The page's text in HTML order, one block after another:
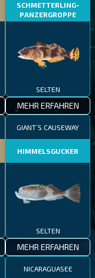
SCHMETTERLING-
PANZERGROPPE
SELTEN
MEHR ERFAHREN
GIANT’S CAUSEWAY
HIMMELSGUCKER
SELTEN
MEHR ERFAHREN
NICARAGUASEE